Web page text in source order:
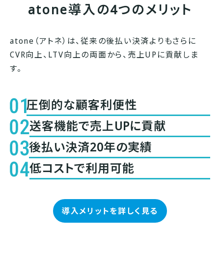
atone導入の4つのメリット
atone（アトネ）は、従来の後払い決済よりもさらに
CVR向上、LTV向上の両面から、売上UPに貢献しま
す。
圧倒的な顧客利便性
送客機能で売上UPに貢献
後払い決済20年の実績
低コストで利用可能
導入メリットを詳しく見る